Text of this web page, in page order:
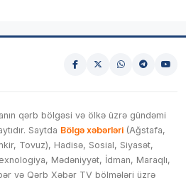
qərb bölgəsi və ölkə üzrə gündəmi
Saytda Bölgə xəbərləri (Ağstafa,
Tovuz), Hadisə, Sosial, Siyasət,
Mədəniyyət, İdman, Maraqlı,
və Qərb Xəbər TV bölmələri üzrə